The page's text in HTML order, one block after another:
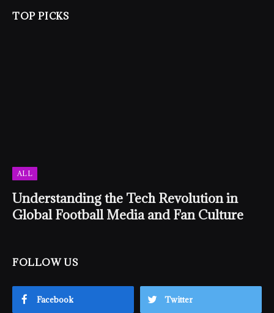
TOP PICKS
ALL
Understanding the Tech Revolution in
Global Football Media and Fan Culture
FOLLOW US
Facebook Twitter